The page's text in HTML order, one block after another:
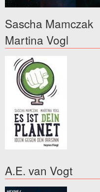
Sascha Mamczak
Martina Vogl
A.E. van Vogt